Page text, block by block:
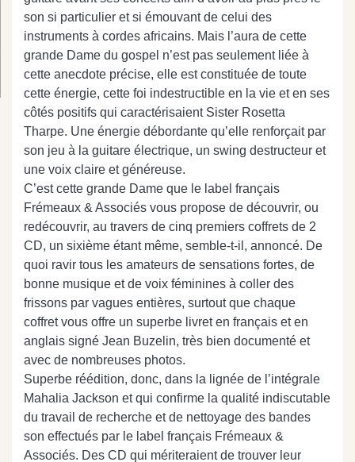
son si particulier et si émouvant de celui des
instruments à cordes africains. Mais l’aura de cette
grande Dame du gospel n’est pas seulement liée à
cette anecdote précise, elle est constituée de toute
cette énergie, cette foi indestructible en la vie et en ses
côtés positifs qui caractérisaient Sister Rosetta
Tharpe. Une énergie débordante qu’elle renforçait par
son jeu à la guitare électrique, un swing destructeur et
une voix claire et généreuse.
C’est cette grande Dame que le label français
Frémeaux & Associés vous propose de découvrir, ou
redécouvrir, au travers de cinq premiers coffrets de 2
CD, un sixième étant même, semble-t-il, annoncé. De
quoi ravir tous les amateurs de sensations fortes, de
bonne musique et de voix féminines à coller des
frissons par vagues entières, surtout que chaque
coffret vous offre un superbe livret en français et en
anglais signé Jean Buzelin, très bien documenté et
avec de nombreuses photos.
Superbe réédition, donc, dans la lignée de l’intégrale
Mahalia Jackson et qui confirme la qualité indiscutable
du travail de recherche et de nettoyage des bandes
son effectués par le label français Frémeaux &
Associés. Des CD qui mériteraient de trouver leur